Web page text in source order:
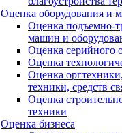
Оценка оборудования и
Оценка подъемно-
машин и
Оценка серийного
Оценка
Оценка
техники, средств
Оценка
техники
Оценка бизнеса